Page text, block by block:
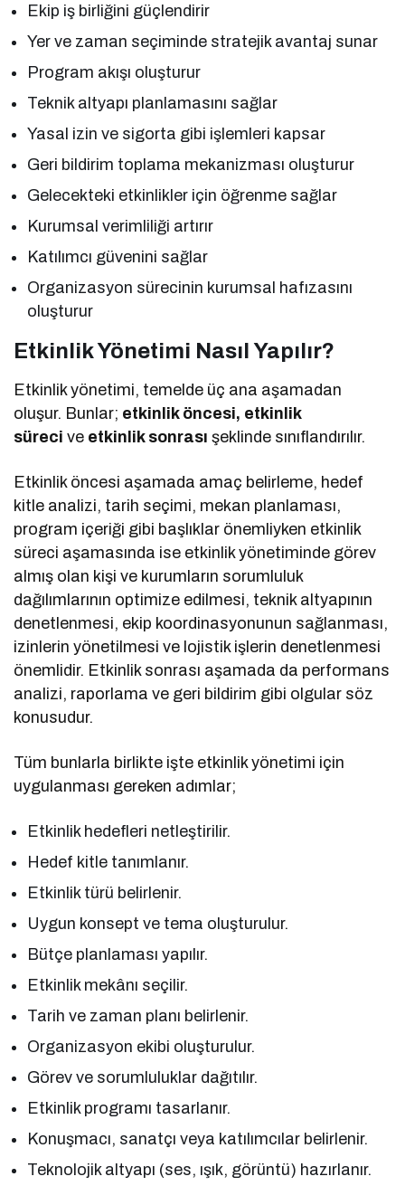
Ekip iş birliğini güçlendirir
Yer ve zaman seçiminde stratejik avantaj sunar
Program akışı oluşturur
Teknik altyapı planlamasını sağlar
Yasal izin ve sigorta gibi işlemleri kapsar
Geri bildirim toplama mekanizması oluşturur
Gelecekteki etkinlikler için öğrenme sağlar
Kurumsal verimliliği artırır
Katılımcı güvenini sağlar
Organizasyon sürecinin kurumsal hafızasını
oluşturur
Etkinlik Yönetimi Nasıl Yapılır?
Etkinlik yönetimi, temelde üç ana aşamadan
oluşur. Bunlar; etkinlik öncesi, etkinlik
süreci ve etkinlik sonrası şeklinde sınıflandırılır.
Etkinlik öncesi aşamada amaç belirleme, hedef
kitle analizi, tarih seçimi, mekan planlaması,
program içeriği gibi başlıklar önemliyken etkinlik
süreci aşamasında ise etkinlik yönetiminde görev
almış olan kişi ve kurumların sorumluluk
dağılımlarının optimize edilmesi, teknik altyapının
denetlenmesi, ekip koordinasyonunun sağlanması,
izinlerin yönetilmesi ve lojistik işlerin denetlenmesi
önemlidir. Etkinlik sonrası aşamada da performans
analizi, raporlama ve geri bildirim gibi olgular söz
konusudur.
Tüm bunlarla birlikte işte etkinlik yönetimi için
uygulanması gereken adımlar;
Etkinlik hedefleri netleştirilir.
Hedef kitle tanımlanır.
Etkinlik türü belirlenir.
Uygun konsept ve tema oluşturulur.
Bütçe planlaması yapılır.
Etkinlik mekânı seçilir.
Tarih ve zaman planı belirlenir.
Organizasyon ekibi oluşturulur.
Görev ve sorumluluklar dağıtılır.
Etkinlik programı tasarlanır.
Konuşmacı, sanatçı veya katılımcılar belirlenir.
Teknolojik altyapı (ses, ışık, görüntü) hazırlanır.